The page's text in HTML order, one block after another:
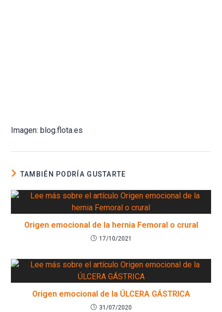
Imagen: blog.flota.es
TAMBIÉN PODRÍA GUSTARTE
Origen emocional de la hernia Femoral o crural
17/10/2021
Origen emocional de la ÚLCERA GÁSTRICA
31/07/2020